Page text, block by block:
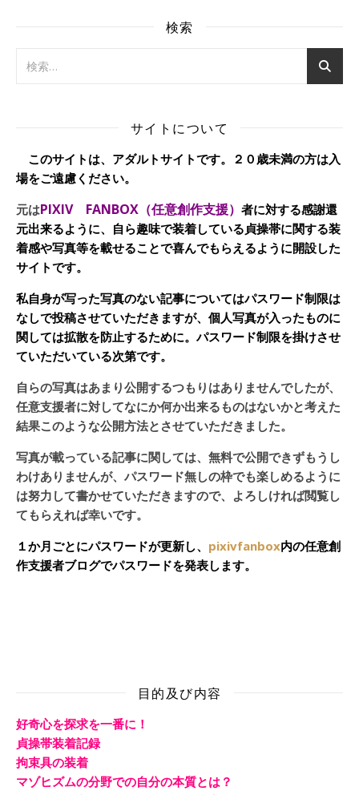
検索
サイトについて
このサイトは、アダルトサイトです。２０歳未満の方は入
場をご遠慮ください。
元はPIXIV FANBOX（任意創作支援） 者に対する感謝還
元出来るように、自ら趣味で装着している貞操帯に関する装
着感や写真等を載せることで喜んでもらえるように開設した
サイトです。
私自身が写った写真のない記事についてはパスワード制限は
なしで投稿させていただきますが、個人写真が入ったものに
関しては拡散を防止するために。パスワード制限を掛けさせ
ていただいている次第です。
自らの写真はあまり公開するつもりはありませんでしたが、
任意支援者に対してなにか何か出来るものはないかと考えた
結果このような公開方法とさせていただきました。
写真が載っている記事に関しては、無料で公開できずもうし
わけありませんが、パスワード無しの枠でも楽しめるように
は努力して書かせていただきますので、よろしければ閲覧し
てもらえれば幸いです。
１か月ごとにパスワードが更新し、 pixivfanbox内の任意創
作支援者ブログでパスワードを発表します。
目的及び内容
好奇心を探求を一番に！
貞操帯装着記録
拘束具の装着
マゾヒズムの分野での自分の本質とは？